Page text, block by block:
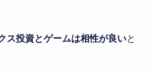
ス投資とゲームは相性が良いと